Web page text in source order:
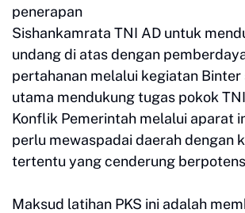
penerapan
Sishankamrata TNI AD untuk
undang di atas dengan
pertahanan melalui kegiatan Binter
utama mendukung tugas pokok
Konflik Pemerintah melalui aparat
perlu mewaspadai daerah dengan
tertentu yang cenderung
Maksud latihan PKS ini adalah